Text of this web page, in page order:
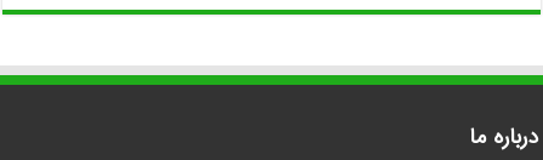
درباره ما